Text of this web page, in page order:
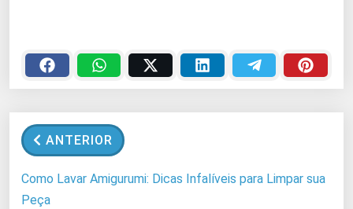
e
g
n
d
ANTERIOR
Como Lavar Amigurumi: Dicas Infalíveis para Limpar sua
Peça